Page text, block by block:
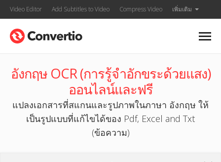
Video Editor Add Subtitles to Video Compress Video เพิ่มเติม
อังกฤษ OCR (การรู้จำอักขระด้วยแสง)
ออนไลน์และฟรี
แปลงเอกสารที่สแกนและรูปภาพในภาษา อังกฤษ ให้
เป็นรูปแบบที่แก้ไขได้ของ Pdf, Excel and Txt
(ข้อความ)